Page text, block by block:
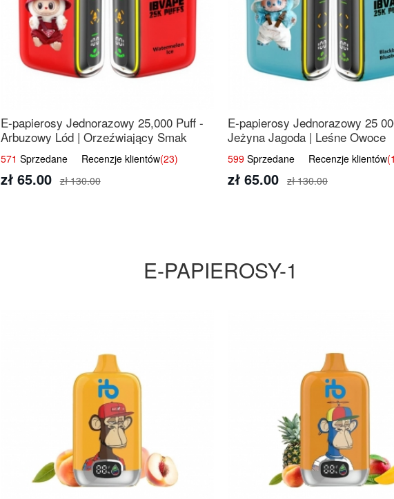
E-papierosy Jednorazowy 25,000 Puff -
Arbuzowy Lód | Orzeźwiający Smak
571 Sprzedane Recenzje klientów(23)
zł 65.00 zł 130.00
E-papierosy Jednorazowy 25
Jeżyna Jagoda | Leśne Owoce
599Sprzedane Recenzje klientów
zł 65.00 zł 130.00
E-PAPIEROSY-1